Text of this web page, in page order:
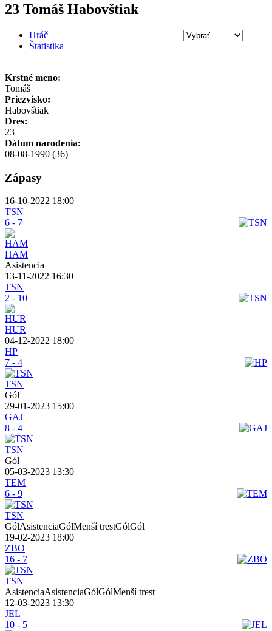
23 Tomáš Habovštiak
Hráč
Štatistika
Krstné meno:
Tomáš
Priezvisko:
Habovštiak
Dres:
23
Dátum narodenia:
08-08-1990 (36)
Zápasy
16-10-2022 18:00
TSN
6 - 7
HAM
Asistencia
13-11-2022 16:30
TSN
2 - 10
HUR
04-12-2022 18:00
HP
7 - 4
TSN
Gól
29-01-2023 15:00
GAJ
8 - 4
TSN
Gól
05-03-2023 13:30
TEM
6 - 9
TSN
GólAsistenciaGólMenší trestGólGól
19-02-2023 18:00
ZBO
16 - 7
TSN
AsistenciaAsistenciaGólGólMenší trest
12-03-2023 13:30
JEL
10 - 5